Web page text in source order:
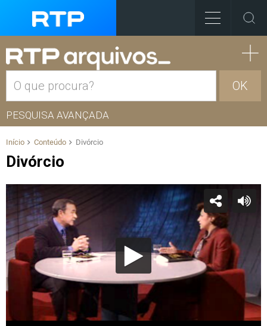
OK
PESQUISA AVANÇADA
Início Conteúdo Divórcio
Divórcio